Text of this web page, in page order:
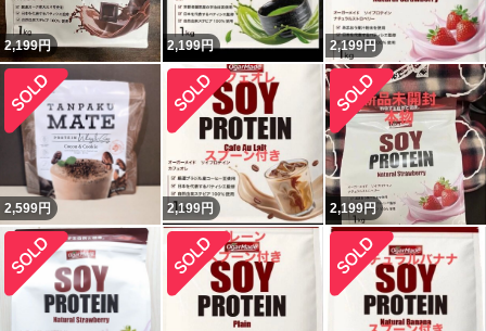
2,199円 2,199円 2,199円
2,599円 2,199円 2,199円